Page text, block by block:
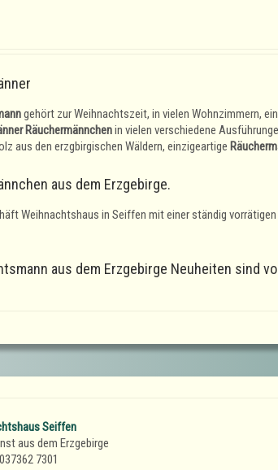
gehört zur Weihnachtszeit, in vielen Wohnzimmern,
Räuchermännchenin vielen verschiedene
aus den erzgbirgischen Wäldern, einzigeartige
aus dem Erzgebirge.
Weihnachtshaus in Seiffen mit einer ständig
aus dem Erzgebirge Neuheiten sind
Seiffen
aus dem Erzgebirge
7301